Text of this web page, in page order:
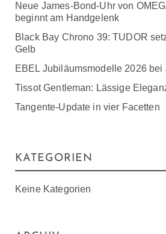
Neue James-Bond-Uhr von
beginnt am Handgelenk
Black Bay Chrono 39: TUDOR
Gelb
EBEL Jubiläumsmodelle 2026
Tissot Gentleman: Lässige
Tangente-Update in vier Facetten
KATEGORIEN
Keine Kategorien